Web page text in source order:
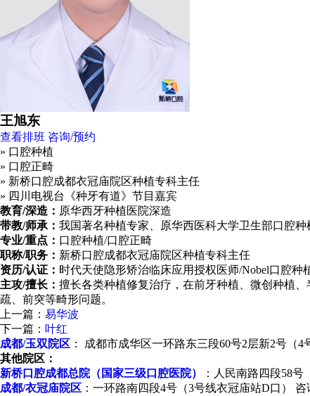
王旭东
查看排班 咨询/预约
» 口腔种植
» 口腔正畸
» 新桥口腔成都衣冠庙院区种植专科主任
» 四川电视台《种牙有道》节目嘉宾
教育/深造： 原华西牙种植医院深造
带教/师承： 我国著名种植专家、原华西医科大学卫生部口腔
专业/重点： 口腔种植/口腔正畸
职称/职务： 新桥口腔成都衣冠庙院区种植专科主任
资历/认证： 时代天使隐形矫治临床应用授权医师/Nobel口腔
主攻/擅长： 擅长各类种植修复治疗，在前牙种植、微创种植
疏、前突等畸形问题。
上一篇： 易华波
下一篇： 叶红
成都/玉双院区 ： 成都市成华区一环路东三段60号2层新2号（4
其他院区：
新桥口腔成都总院（国家三级口腔医院）
：人民南路四段58
成都/衣冠庙院区 ：一环路南四段4号（3号线衣冠庙站D口） 咨